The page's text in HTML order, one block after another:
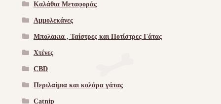
Καλάθια Μεταφοράς
Αμμολεκάνες
Μπολακια , Ταίστρες και Ποτίστρες Γάτας
Χτένες
CBD
Περιλαίμια και κολάρα γάτας
Catnip